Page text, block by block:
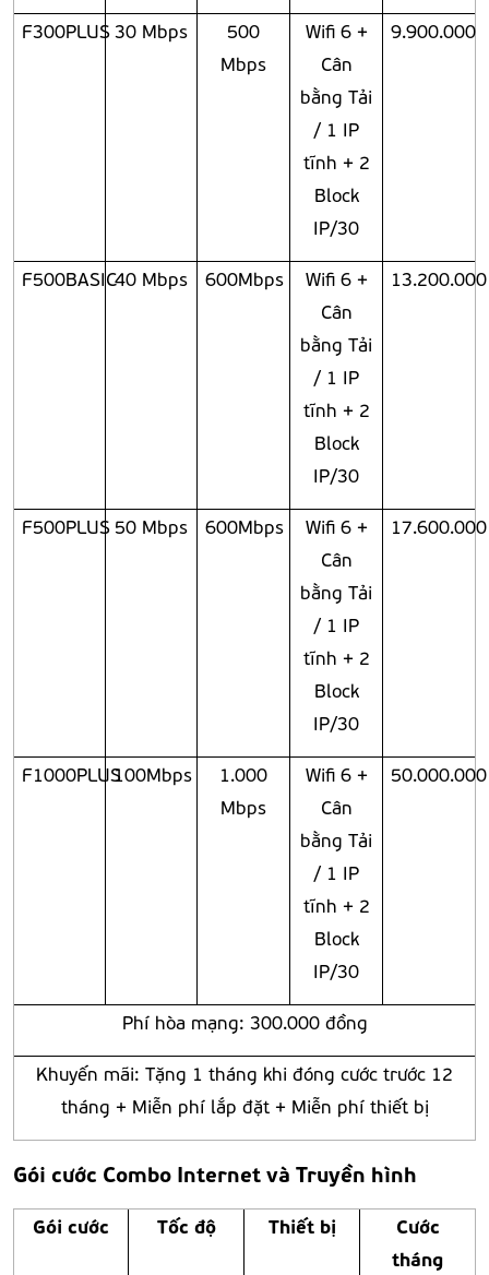
F300PLUS30 Mbps
500
Mbps
Wifi 6 +
Cân
bằng Tải
/ 1 IP
tĩnh + 2
Block
IP/30
9.900.000
F500BASIC40 Mbps 600Mbps
Wifi 6 +
Cân
bằng Tải
/ 1 IP
tĩnh + 2
Block
IP/30
13.200.000
F500PLUS 50 Mbps 600Mbps
Wifi 6 +
Cân
bằng Tải
/ 1 IP
tĩnh + 2
Block
IP/30
17.600.000
F1000PLUS100Mbps
1.000
Mbps
Wifi 6 +
Cân
bằng Tải
/ 1 IP
tĩnh + 2
Block
IP/30
50.000.000
Phí hòa mạng: 300.000 đồng
Khuyến mãi: Tặng 1 tháng khi đóng cước trước 12
tháng + Miễn phí lắp đặt + Miễn phí thiết bị
Gói cước Combo Internet và Truyền hình
Gói cước Tốc độ Thiết bị
Cước
tháng